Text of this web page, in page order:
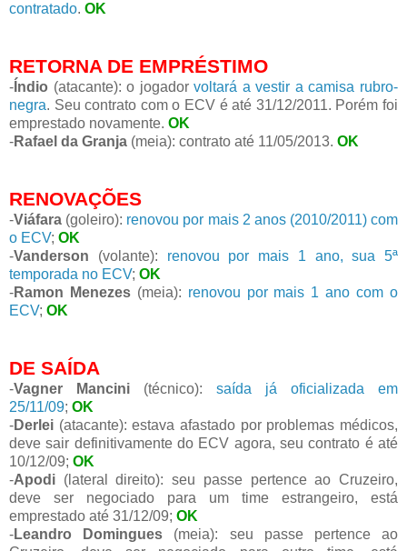
contratado. OK
RETORNA DE EMPRÉSTIMO
- Índio (atacante): o jogadorvoltará a vestir a camisa rubro-
negra. Seu contrato com o ECV é até 31/12/2011. Porém foi
emprestado novamente. OK
-Rafael da Granja (meia): contrato até 11/05/2013. OK
RENOVAÇÕES
-Viáfara (goleiro): renovou por mais 2 anos (2010/2011) com
o ECV; OK
-Vanderson (volante): renovou por mais 1 ano, sua 5ª
temporada no ECV; OK
-Ramon Menezes(meia): renovou por mais 1 ano com o
ECV; OK
DE SAÍDA
-Vagner Mancini (técnico): saída já oficializada em
25/11/09; OK
-Derlei (atacante): estava afastado por problemas médicos,
deve sair definitivamente do ECV agora, seu contrato é até
10/12/09; OK
-Apodi (lateral direito): seu passe pertence ao Cruzeiro,
deve ser negociado para um time estrangeiro, está
emprestado até 31/12/09; OK
-Leandro Domingues (meia): seu passe pertence ao